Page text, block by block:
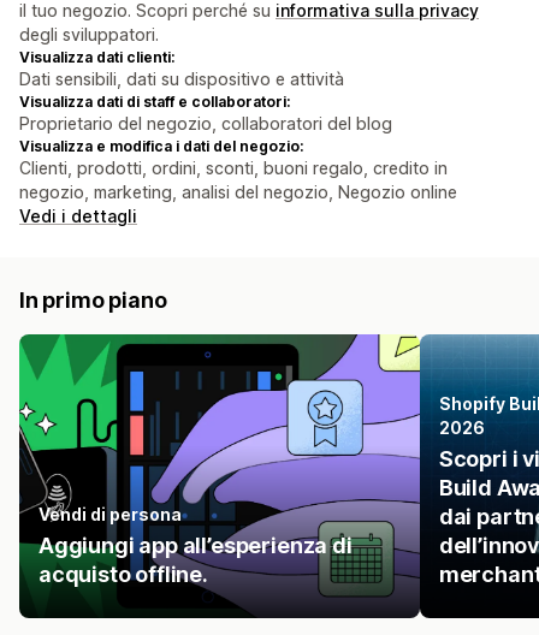
il tuo negozio. Scopri perché su informativa sulla privacy
degli sviluppatori.
Visualizza dati clienti:
Dati sensibili, dati su dispositivo e attività
Visualizza dati di staff e collaboratori:
Proprietario del negozio, collaboratori del blog
Visualizza e modifica i dati del negozio:
Clienti, prodotti, ordini, sconti, buoni regalo, credito in
negozio, marketing, analisi del negozio, Negozio online
Vedi i dettagli
In primo piano
Vendi di persona
Aggiungi app all’esperienza di
acquisto offline.
Shopify
2026
Scopri i
Build
dai